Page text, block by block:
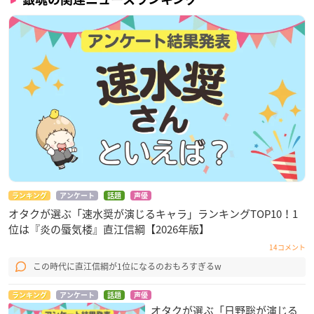
ランキング アンケート 話題 声優
オタクが選ぶ「速水奨が演じるキャラ」ランキングTOP10！1
位は『炎の蜃気楼』直江信綱【2026年版】
14コメント
この時代に直江信綱が1位になるのおもろすぎるw
ランキング アンケート 話題 声優
オタクが選ぶ「日野聡が演じる